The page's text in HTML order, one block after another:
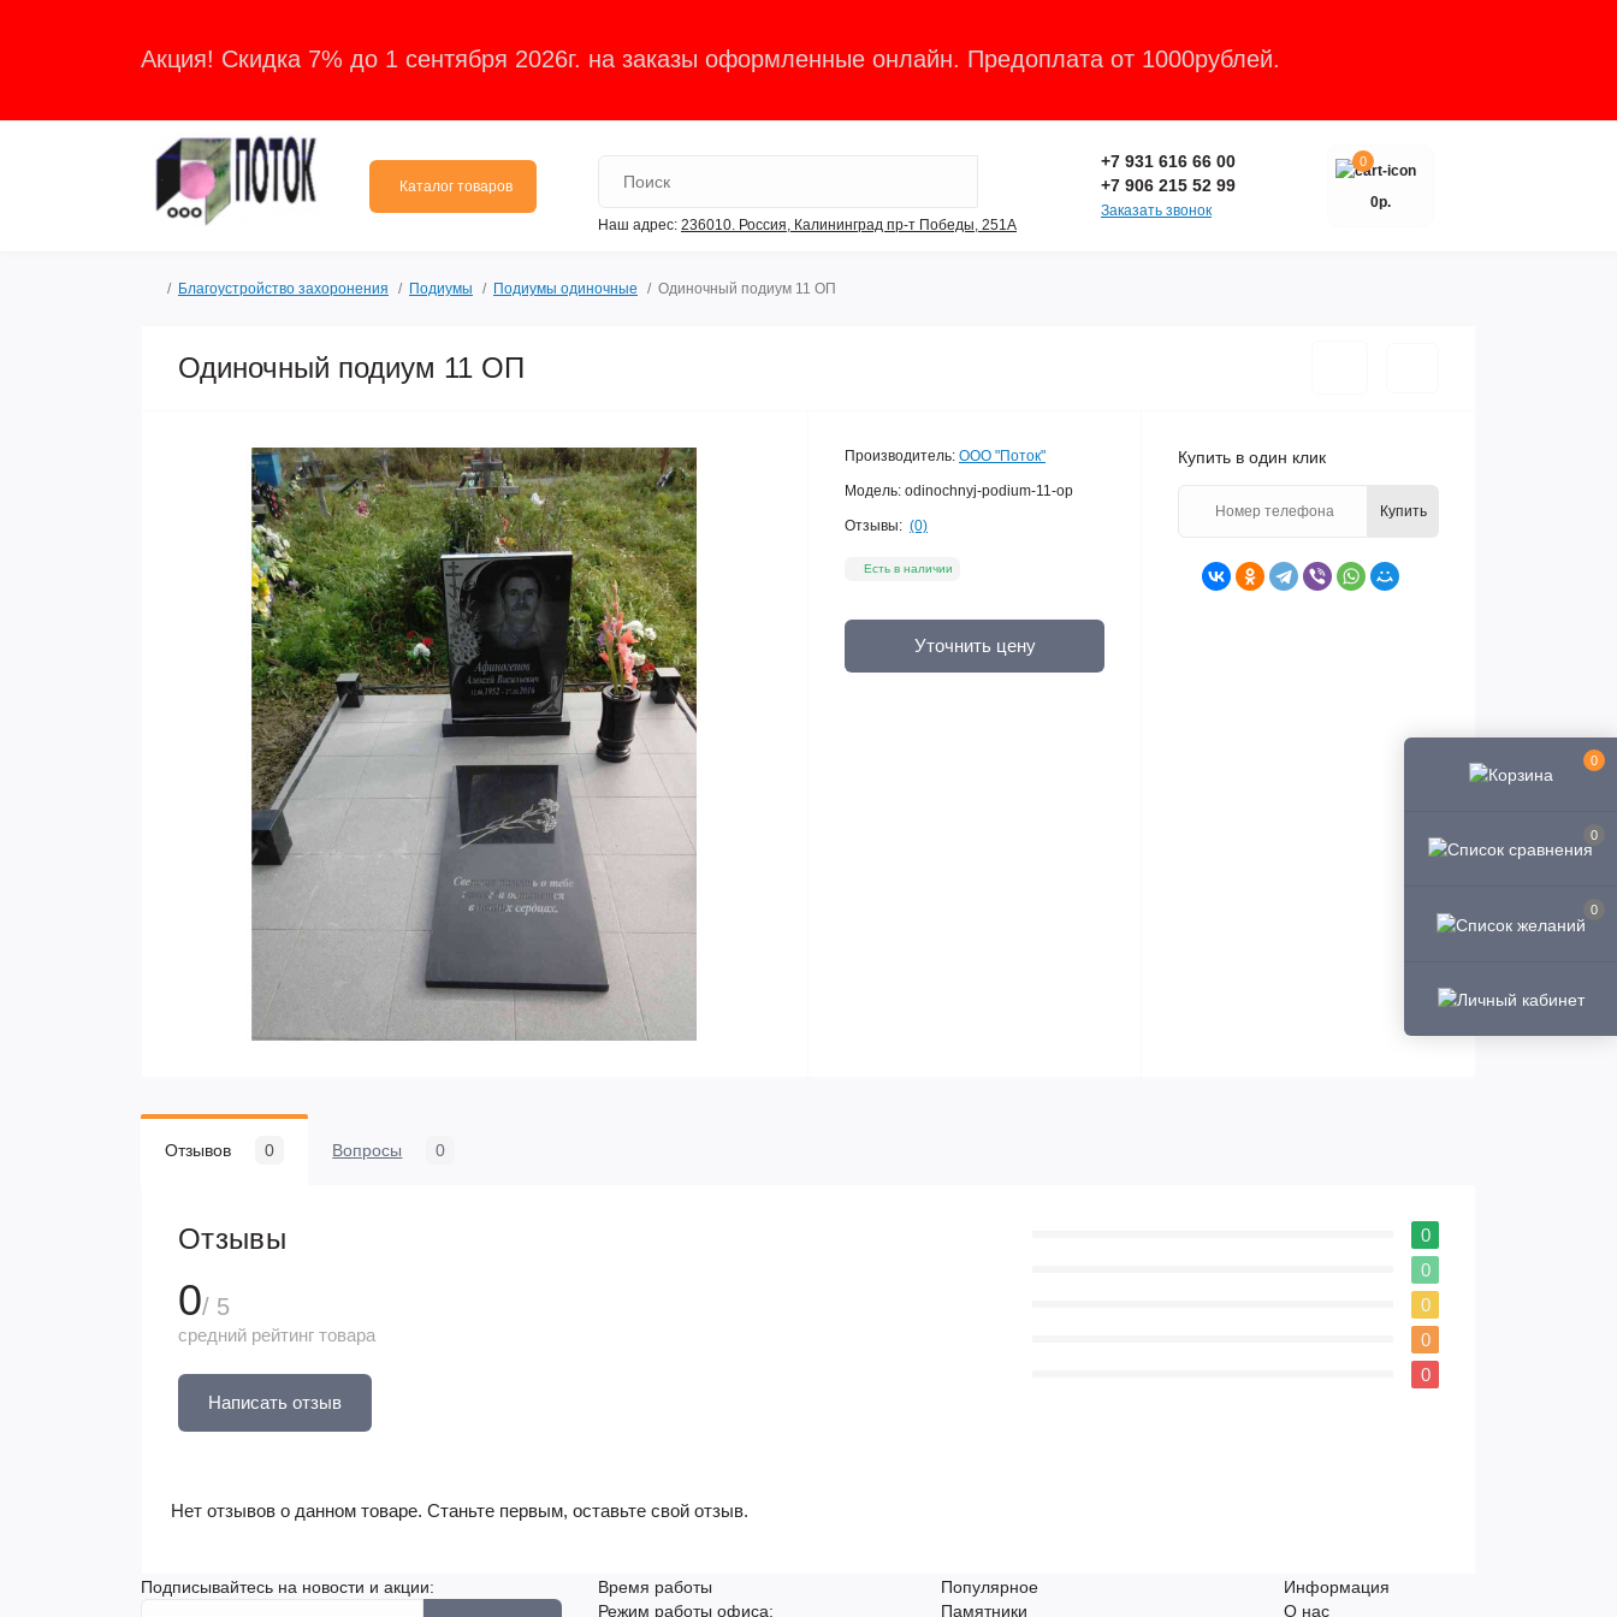
0
0
0
Акция! Скидка 7% до 1 сентября 2026г. на заказы оформленные онлайн. Предоплата от 1000рублей.
Каталог товаров
Наш адрес: 236010. Россия, Калининград пр-т Победы, 251А
+7 931 616 66 00
+7 906 215 52 99
Заказать звонок
0
0р.
Благоустройство захоронения Подиумы Подиумы одиночные Одиночный подиум 11 ОП
Одиночный подиум 11 ОП
Производитель: ООО "Поток"
Модель: odinochnyj-podium-11-op
Отзывы: (0)
Есть в наличии
Уточнить цену
Купить в один клик
Купить
Отзывов 0 Вопросы 0
Отзывы
0/ 5
средний рейтинг товара
Написать отзыв
0
0
0
0
0
Нет отзывов о данном товаре. Станьте первым, оставьте свой отзыв.
Подписывайтесь на новости и акции:
Время работы
Режим работы офиса:
Популярное
Памятники
Информация
О нас